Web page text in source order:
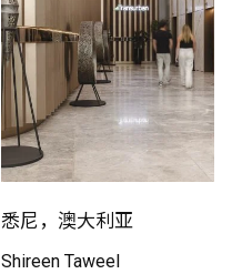
悉尼，澳大利亚
Shireen Taweel